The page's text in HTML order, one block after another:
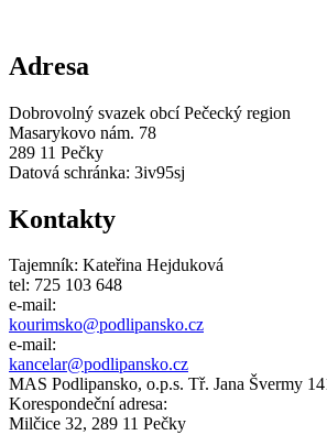
Adresa
Dobrovolný svazek obcí Pečecký region
Masarykovo nám. 78
289 11 Pečky
Datová schránka: 3iv95sj
Kontakty
Tajemník: Kateřina Hejduková
tel: 725 103 648
e-mail:
kourimsko@podlipansko.cz
e-mail:
kancelar@podlipansko.cz
MAS Podlipansko, o.p.s. Tř. Jana Švermy
Korespondeční adresa:
Milčice 32, 289 11 Pečky